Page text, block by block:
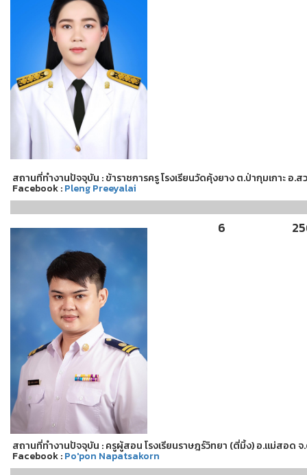
สถานที่ทำงานปัจจุบัน : ข้าราชการครู โรงเรียนวัดคุ้งยาง ต.ป่ากุมเกาะ อ.ส
Facebook :Pleng Preeyalai
6
สถานที่ทำงานปัจจุบัน : ครูผู้สอน โรงเรียนราษฎร์วิทยา (ตี่มิ้ง) อ.แม่สอด จ
Facebook :Po'pon Napatsakorn